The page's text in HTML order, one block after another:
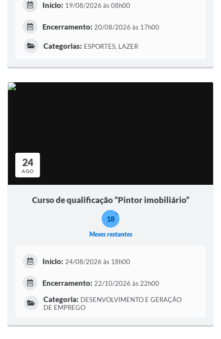
Início: 19/08/2026 às 08h00
Encerramento: 20/08/2026 às 17h00
Categorias: ESPORTES, LAZER
24
AGO
Curso de qualificação “Pintor imobiliário”
Meses restantes
18
Início: 24/08/2026 às 18h00
Encerramento: 22/10/2026 às 22h00
Categoria: DESENVOLVIMENTO E GERAÇÃO
DE EMPREGO